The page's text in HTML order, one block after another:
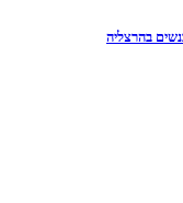
בהרצליה